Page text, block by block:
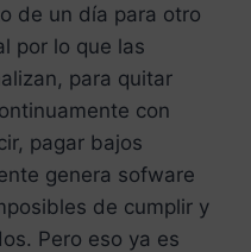
de un día para otro
por lo que las
para quitar
con
pagar bajos
genera sofware
de cumplir y
Pero eso ya es